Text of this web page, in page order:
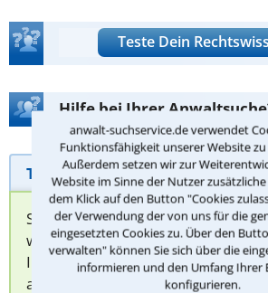
anwalt-suchservice.de verwendet
Funktionsfähigkeit unserer Website
Außerdem setzen wir zur
Website im Sinne der Nutzer
dem Klick auf den Button "Cookies
der Verwendung der von uns für die
eingesetzten Cookies zu. Über den
verwalten" können Sie sich über die
informieren und den Umfang Ihrer
konfigurieren.
Teste Dein
Hilfe bei Ihrer
Telefonhilfe
Sie können hier Ihren Fall
werden sich spezialisierte
Ihnen melden, um das weitere
abzuklären. Die Rückmeldung